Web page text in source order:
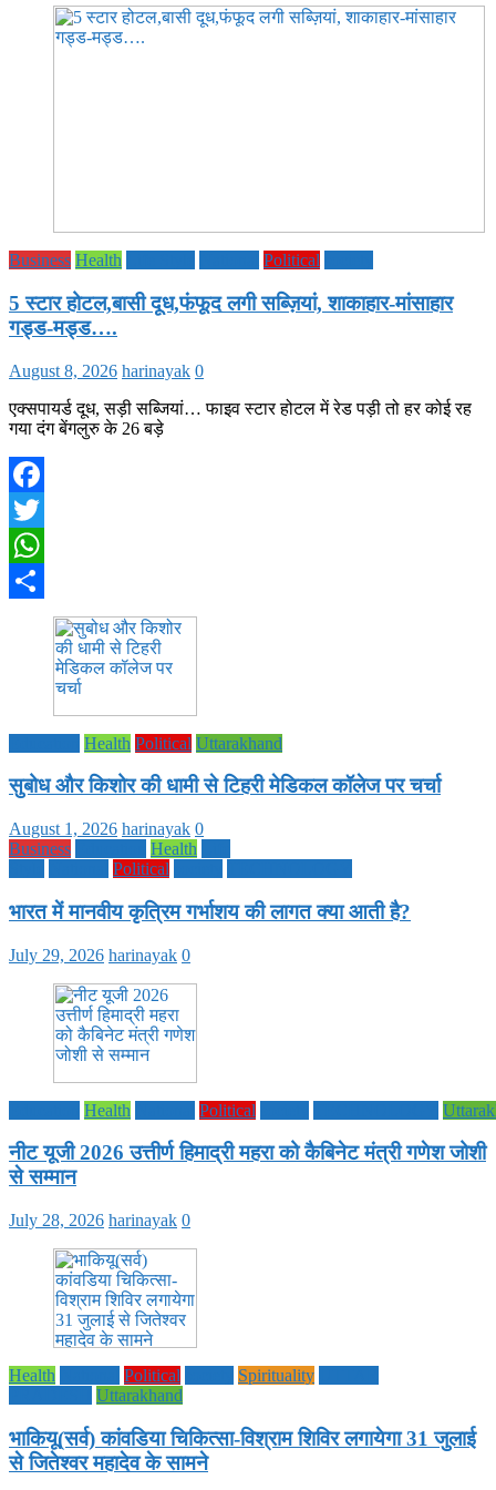
Business Health Political
5 स्टार होटल,बासी दूध,फंफूद लगी सब्ज़ियां, शाकाहार-मांसाहार
गड्ड-मड्ड….
August 8, 2026 harinayak 0
एक्सपायर्ड दूध, सड़ी सब्जियां… फाइव स्टार होटल में रेड पड़ी तो हर कोई रह
गया दंग बेंगलुरु के 26 बड़े
Facebook
Twitter
WhatsApp
Health Political Uttarakhand
सुबोध और किशोर की धामी से टिहरी मेडिकल कॉलेज पर चर्चा
August 1, 2026 harinayak 0
Business
Health
Political
भारत में मानवीय कृत्रिम गर्भाशय की लागत क्या आती है?
July 29, 2026 harinayak 0
Health Political
नीट यूजी 2026 उत्तीर्ण हिमाद्री महरा को कैबिनेट मंत्री गणेश जोशी
से सम्मान
July 28, 2026 harinayak 0
Health Political Spirituality
Uttarakhand
भाकियू(सर्व) कांवडिया चिकित्सा-विश्राम शिविर लगायेगा 31 जुलाई
से जितेश्वर महादेव के सामने